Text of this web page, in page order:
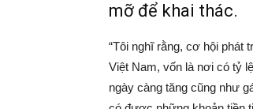
mỡ để khai thác.
“Tôi nghĩ rằng, cơ hội phát
Việt Nam, vốn là nơi có tỷ
ngày càng tăng cũng như